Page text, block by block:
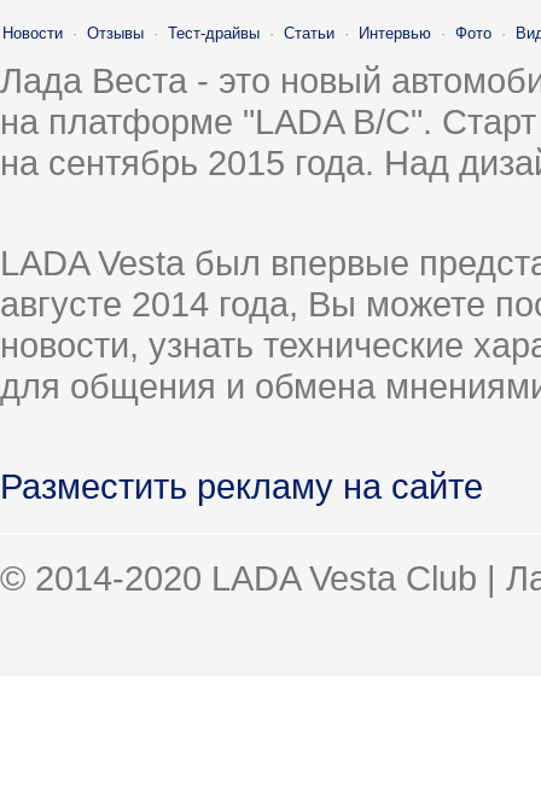
Новости · Отзывы · Тест-драйвы · Статьи · Интервью · Фото ·
Лада Веста - это новый
на платформе "LADA B/C".
на сентябрь 2015 года. Над
LADA Vesta был впервые
августе 2014 года, Вы можете
новости, узнать технические
для общения и обмена
Разместить рекламу на сайте
© 2014-2020 LADA Vesta Club |